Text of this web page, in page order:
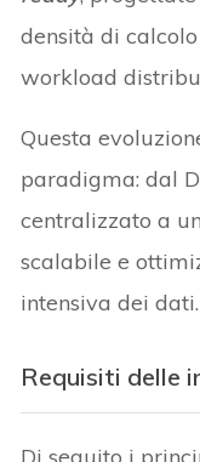
densità di
workload
Questa
paradigma: dal
centralizzato a
scalabile e
intensiva dei dati.
Requisiti delle